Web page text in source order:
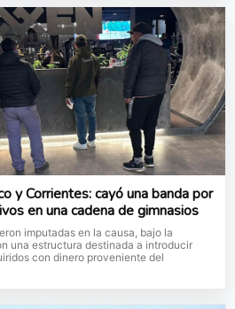
y Corrientes: cayó una banda por
en una cadena de gimnasios
imputadas en la causa, bajo la
una estructura destinada a introducir
con dinero proveniente del